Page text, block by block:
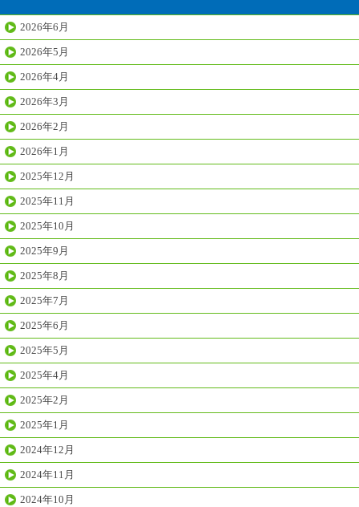
2026年6月
2026年5月
2026年4月
2026年3月
2026年2月
2026年1月
2025年12月
2025年11月
2025年10月
2025年9月
2025年8月
2025年7月
2025年6月
2025年5月
2025年4月
2025年2月
2025年1月
2024年12月
2024年11月
2024年10月